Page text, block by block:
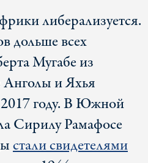
либерализуется.
дольше всех
Мугабе из
Анголы и Яхья
году. В Южной
Сирилу Рамафосе
стали свидетелями